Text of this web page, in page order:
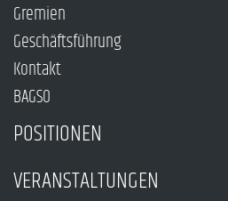
Gremien
Geschäftsführung
Kontakt
BAGSO
POSITIONEN
VERANSTALTUNGEN